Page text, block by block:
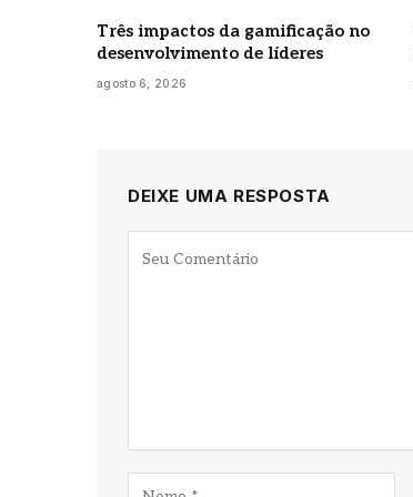
Três impactos da gamificação no
desenvolvimento de líderes
agosto 6, 2026
DEIXE UMA RESPOSTA